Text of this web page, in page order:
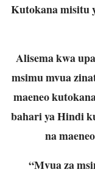
Kutokana misitu
Alisema kwa
msimu mvua
maeneo
bahari ya Hindi
na
“Mvua za